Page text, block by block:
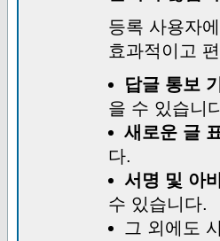
등록 사용자
효과적이고
답글 통보
을 수 있습니
새로운 글
다.
서명 및 아
수 있습니다.
그 외에도